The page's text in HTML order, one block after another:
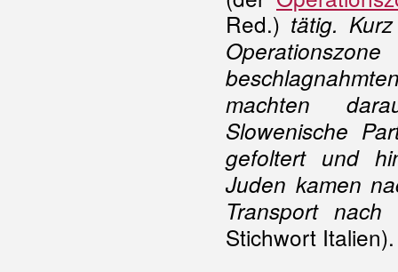
Red.) tätig.
machten
Slowenische
gefoltert und
Juden kamen
Transport
Stichwort Italien).